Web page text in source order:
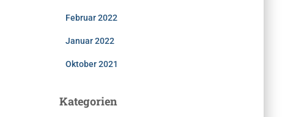
Februar 2022
Januar 2022
Oktober 2021
Kategorien